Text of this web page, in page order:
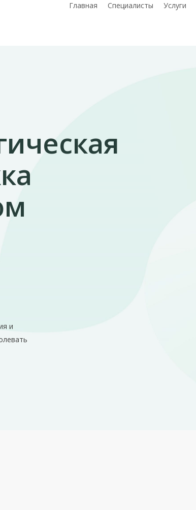
Главная Специалисты Услуги
и